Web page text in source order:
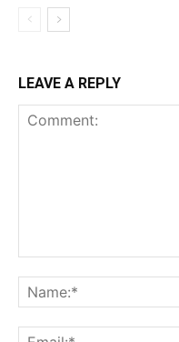
LEAVE A REPLY